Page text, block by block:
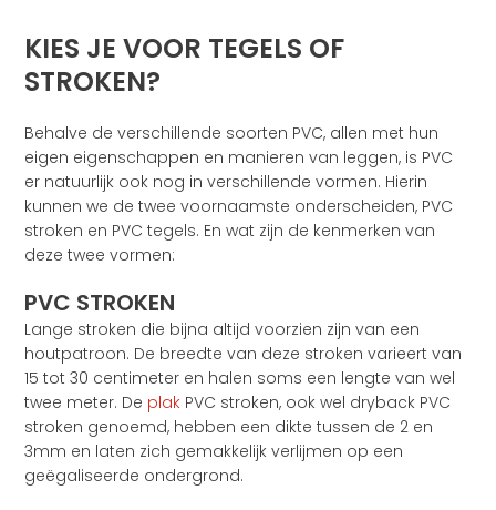
KIES JE VOOR TEGELS OF
STROKEN?
Behalve de verschillende soorten PVC, allen met hun
eigen eigenschappen en manieren van leggen, is PVC
er natuurlijk ook nog in verschillende vormen. Hierin
kunnen we de twee voornaamste onderscheiden, PVC
stroken en PVC tegels. En wat zijn de kenmerken van
deze twee vormen:
PVC STROKEN
Lange stroken die bijna altijd voorzien zijn van een
houtpatroon. De breedte van deze stroken varieert van
15 tot 30 centimeter en halen soms een lengte van wel
twee meter. De plak PVC stroken, ook wel dryback PVC
stroken genoemd, hebben een dikte tussen de 2 en
3mm en laten zich gemakkelijk verlijmen op een
geëgaliseerde ondergrond.